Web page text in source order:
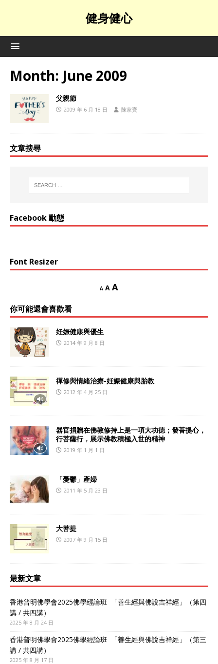
健身健心
Month: June 2009
父親節
2009 年 6 月 18 日 陳家寶
文章搜尋
Facebook 動態
Font Resizer
A A A
你可能還會喜歡看
妊娠健康與優生
2014 年 9 月 8 日
禪修與情緒治療-妊娠健康與胎教
2012 年 4 月 25 日
器官捐贈在佛教修持上是一項大功德；發菩提心，
行菩薩行，展示佛教積極入世的精神
2019 年 1 月 1 日
「憂鬱」產婦
2011 年 5 月 23 日
大菩提
2007 年 9 月 15 日
最新文章
香港普明佛學會2025佛學經論班 「善生經與佛說吉祥經」（第四
講 / 共四講）
2025 年 8 月 24 日
香港普明佛學會2025佛學經論班 「善生經與佛說吉祥經」（第三
講 / 共四講）
2025 年 8 月 17 日